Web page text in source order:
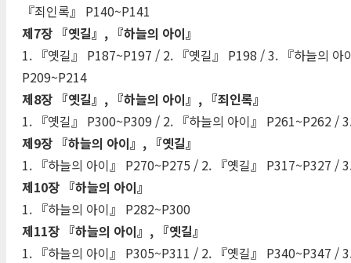
『죄인록』 P140~P141
제7장 『옛길』, 『하늘의 아이』
1. 『옛길』 P187~P197 / 2. 『옛길』 P198 / 3. 『하늘의
P209~P214
제8장 『옛길』, 『하늘의 아이』, 『죄인록』
1. 『옛길』 P300~P309 / 2. 『하늘의 아이』 P261~P262 /
제9장 『하늘의 아이』, 『옛길』
1. 『하늘의 아이』 P270~P275 / 2. 『옛길』 P317~P327 /
제10장 『하늘의 아이』
1. 『하늘의 아이』 P282~P300
제11장 『하늘의 아이』, 『옛길』
1. 『하늘의 아이』 P305~P311 / 2. 『옛길』 P340~P347 /